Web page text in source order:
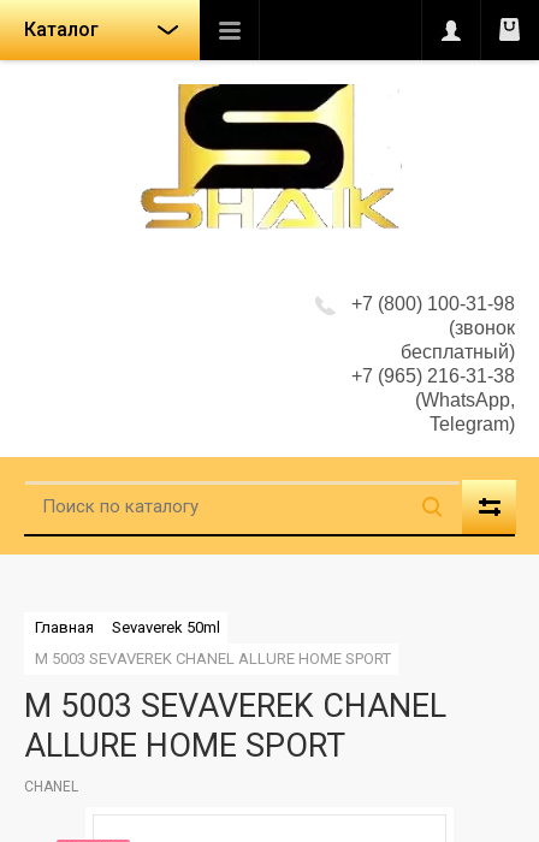
Каталог
+7 (800) 100-31-98
(звонок
бесплатный)
+7 (965) 216-31-38
(WhatsApp,
Telegram)
Главная
Sevaverek 50ml
M 5003 SEVAVEREK CHANEL ALLURE HOME SPORT
M 5003 SEVAVEREK CHANEL
ALLURE HOME SPORT
CHANEL